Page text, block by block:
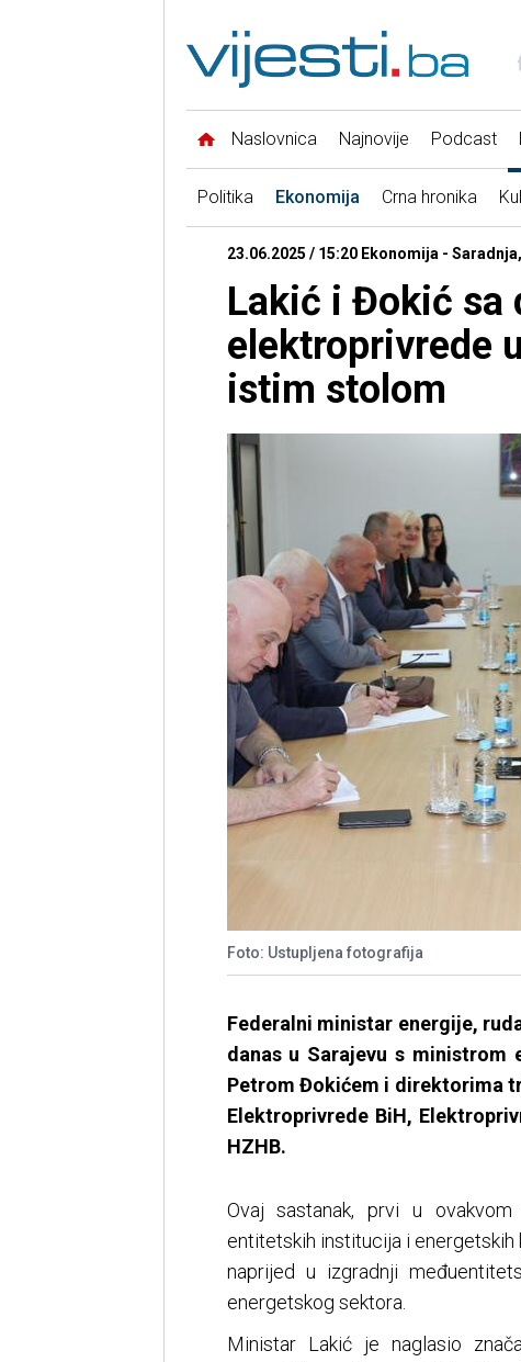
Naslovnica Najnovije Podcast
Politika Ekonomija Crna hronika
23.06.2025 / 15:20 Ekonomija -
Lakić i Đokić sa
elektroprivrede
istim stolom
Foto: Ustupljena fotografija
Federalni ministar energije,
danas u Sarajevu s ministrom
Petrom Đokićem i direktorima
Elektroprivrede BiH,
HZHB.
Ovaj sastanak, prvi u
entitetskih institucija i energetskih
naprijed u izgradnji
energetskog sektora.
Ministar Lakić je naglasio